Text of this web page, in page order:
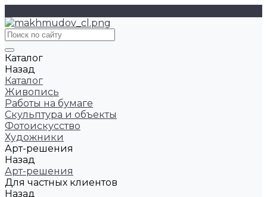
Каталог
Назад
Каталог
Живопись
Работы на бумаге
Скульптура и объекты
Фотоискусство
Художники
Арт-решения
Назад
Арт-решения
Для частных клиентов
Назад